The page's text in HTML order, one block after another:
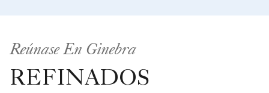
Reúnase En Ginebra
REFINADOS